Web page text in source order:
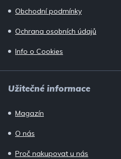
Obchodní podmínky
Ochrana osobních údajů
Info o Cookies
Užitečné informace
Magazín
O nás
Proč nakupovat u nás